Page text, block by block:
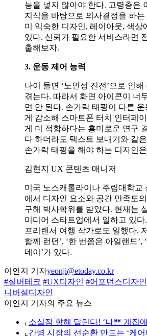
능을 넣지 않아야 한다. 고령층은
지식을 바탕으로 의사결정을 하는
미 익숙한 디자인, 레이아웃, 색상
있다. 신뢰가 필요한 서비스라면
출해보자.
3. 운동 제어 능력
나이 들면 ‘노인성 진전’으로 인
겪는다. 따라서 화면 아이콘이 너
면 안 된다. 손가락 태핑이 다른
게 감소해 스마트폰 터치 인터페
게 더 적합하다는 흥미로운 연구
다 하더라도 텍스트 보내기와 같
손가락 태핑을 해야 하는 디자인
김현지 UX 콘텐츠 매니저
미국 노스캐롤라이나 주립대학교
에서 디자인 요소와 공간 만족도
구해 박사학위를 받았다. 현재는
미디어 스타트업에서 일하고 있다
프리랜서 여행 작가로도 일했다.
함께 런던’, ‘한 번쯤은 아일랜드’,
데이’가 있다.
이연지 기자yeonji@etoday.co.kr
#실버테크 #UX디자인 #어포던스디자인
니버설디자인
이연지 기자의 주요 뉴스
⌞ 소실점 향해 달린다! ‘나쁜 계집
⌞ 간병 시장의 선순환 만드는 ‘케어